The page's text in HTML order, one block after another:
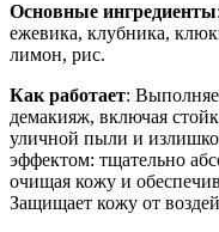
Основные ингредиенты
ежевика, клубника,
лимон, рис.
Как работает:
демакияж, включая
уличной пыли и
эффектом: тщательно
очищая кожу и
Защищает кожу от